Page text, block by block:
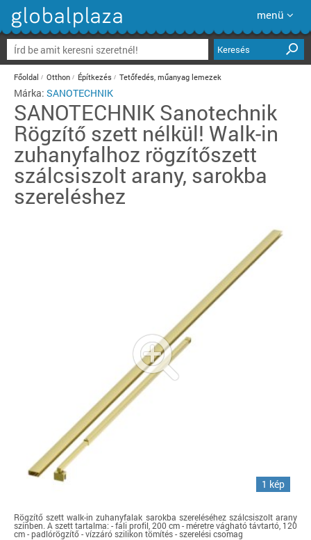
menü
Keresés
Főoldal Otthon Építkezés Tetőfedés, műanyag lemezek
Márka: SANOTECHNIK
SANOTECHNIK Sanotechnik
Rögzítő szett nélkül! Walk-in
zuhanyfalhoz rögzítőszett
szálcsiszolt arany, sarokba
szereléshez
1 kép
Rögzítő szett walk-in zuhanyfalak sarokba szereléséhez szálcsiszolt arany
színben. A szett tartalma: - fali profil, 200 cm - méretre vágható távtartó, 120
cm - padlórögzítő - vízzáró szilikon tömítés - szerelési csomag